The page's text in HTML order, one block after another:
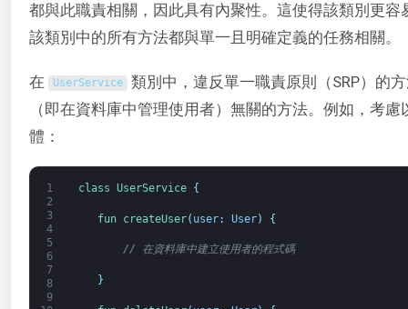
都與此職責相關，因此具有內聚性。這使得該類別更
該類別中的所有方法都與單一且明確定義的任務相關。
在 UserService 類別中，違反單一職責原則（SRP）的
（即在資料庫中管理使用者）無關的方法。例如，考
體：
1
2
3
4
5
6
7
8
9
class UserService {
fun createUser( user: User) {
// 在資料庫中建立使用者的程式碼
}